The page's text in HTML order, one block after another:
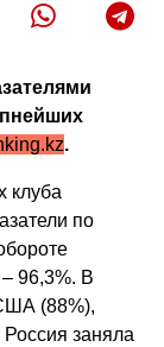
.
клуба
по
– 96,3%. В
(88%),
заняла